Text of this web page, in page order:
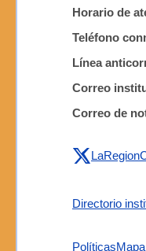
Horario de
Teléfono
Línea
Correo
Correo de
Directorio
Políticas